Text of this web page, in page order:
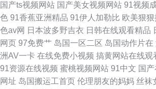
国产ts视频网站 国产美女视频网站 91视频
色 91香蕉亚洲精品 91伊人加勒比 欧美狠狠
色av网 日本波多野吉衣 日韩在线观看精品
网页 97免费艹 岛国一区二区 岛国动作片在
洲AV一卡 在线免费小视频 搞黄网站在线观
91资源在线视频 蜜桃视频网站 91中文 国
网址 岛国搬运工首页 伦理朋友的妈妈 丝袜